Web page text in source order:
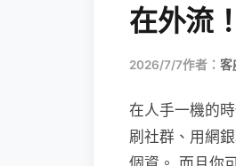
在外流！
2026/7/7作者： 客
在人手一機的
刷社群、用網